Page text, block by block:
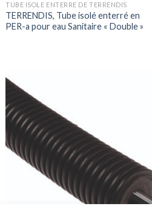
TUBE ISOLE ENTERRE DE TERRENDIS
TERRENDIS, Tube isolé enterré en
PER-a pour eau Sanitaire « Double »